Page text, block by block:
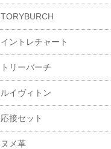
TORYBURCH
イントレチャート
トリーバーチ
ルイヴィトン
応接セット
ヌメ革